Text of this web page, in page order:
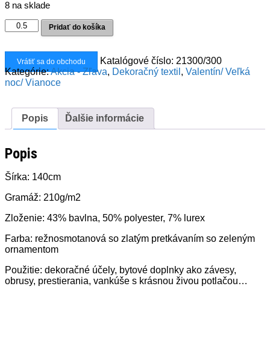
bola:
10,00€.6,00€.
8 na sklade
množstvo
Dekoračka
zelený
lurex
Pridať do košíka
Vrátiť sa do obchodu Katalógové číslo: 21300/300
Kategórie:Akcia - Zľava, Dekoračný textil , Valentín/ Veľká
noc/ Vianoce
Popis Ďalšie informácie
Popis
Šírka: 140cm
Gramáž: 210g/m2
Zloženie: 43% bavlna, 50% polyester, 7% lurex
Farba: režnosmotanová so zlatým pretkávaním so zeleným
ornamentom
Použitie: dekoračné účely, bytové doplnky ako závesy,
obrusy, prestierania, vankúše s krásnou živou potlačou…